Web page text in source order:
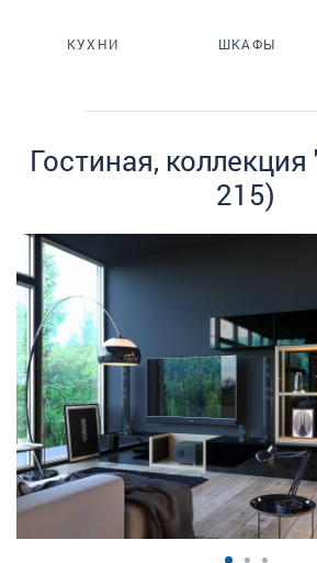
КУХНИ ШКАФЫ
Гостиная, коллекция
215)